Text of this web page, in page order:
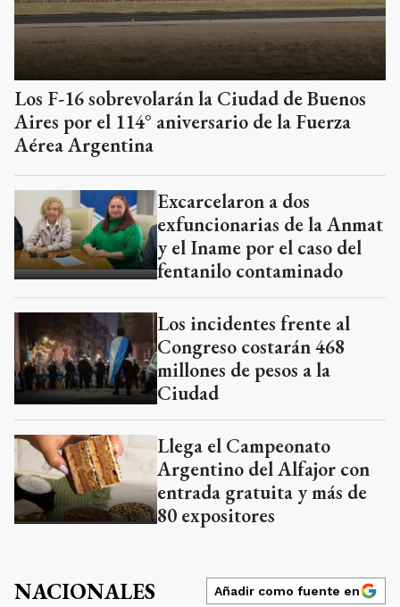
Los F-16 sobrevolarán la Ciudad de Buenos
Aires por el 114° aniversario de la Fuerza
Aérea Argentina
Excarcelaron a dos
exfuncionarias de la Anmat
y el Iname por el caso del
fentanilo contaminado
Los incidentes frente al
Congreso costarán 468
millones de pesos a la
Ciudad
Llega el Campeonato
Argentino del Alfajor con
entrada gratuita y más de
80 expositores
NACIONALES Añadir como fuente en